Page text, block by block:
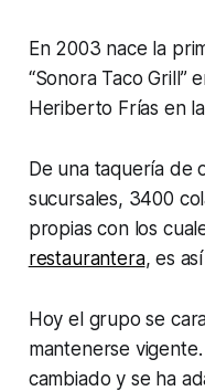
En 2003 nace la
“Sonora Taco Grill”
Heriberto Frías en
De una taquería de
sucursales, 3400
propias con los
restaurantera, es
Hoy el grupo se
mantenerse
cambiado y se ha